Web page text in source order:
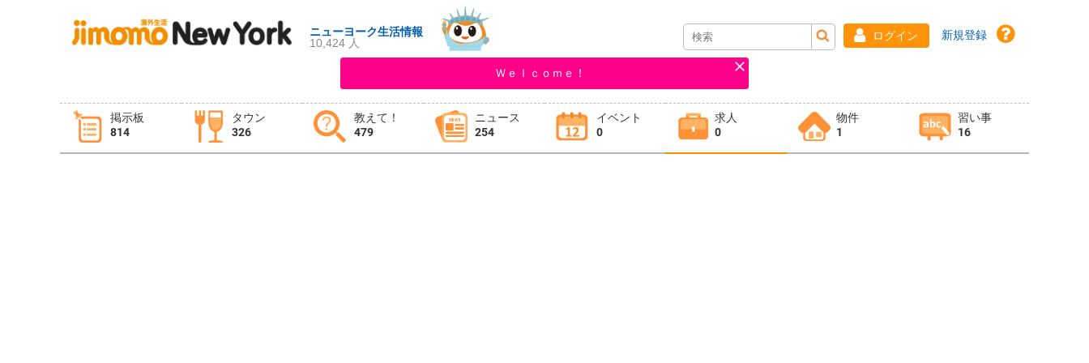
ニューヨーク生活情報
10,424 人
ログイン 新規登録
Ｗｅｌｃｏｍｅ！
掲示板
814
タウン
326
教えて！
479
ニュース
254
イベント
0
求人
0
物件
1
習い事
16
タウン情報